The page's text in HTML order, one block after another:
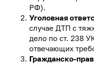
РФ).
Уголовная
случае ДТП с
дело по ст. 238
отвечающих
Гражданско-